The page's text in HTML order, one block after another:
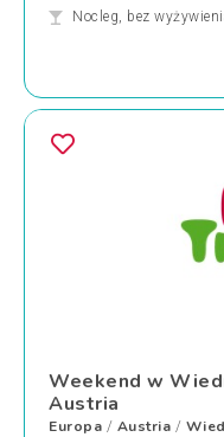
Nocleg, bez
Weekend w
Austria
Europa / Austria /